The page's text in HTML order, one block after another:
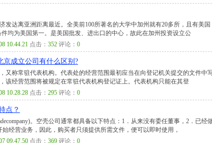
达离亚洲距离最近。全美前100所著名的大学中加州就有20多所，且有美国
均为美国第一。是美国批发、进出口的中心，故此在加州投资设立公
10.44.21 点击： 352 评论： 0
京成立公司有什么区别?
又称常驻代表机构。代表处的经营范围最初应当在向登记机关提交的文件中
该经营范围将被规定在常驻代表机构登记证上。代表机构只能在其登
10.28.28 点击： 295 评论： 0
点？
。空壳公司通常都具备以下特点：1．从来没有委任董事，2．已经
经营业务，因此，购买者只须提供所需文件，便可以即时使用，
09.47.50 点击： 369 评论： 0